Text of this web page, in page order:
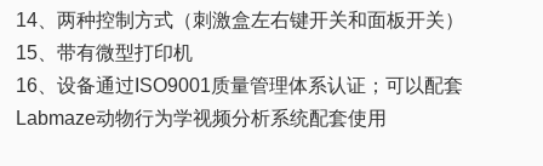
14、两种控制方式（刺激盒左右键开关和面板开关）
15、带有微型打印机
16、设备通过ISO9001质量管理体系认证；可以配套
Labmaze动物行为学视频分析系统配套使用